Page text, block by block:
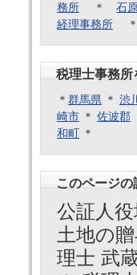
務所 ＊ 石
経理事務所
税理士事務所
＊ 群馬県 ＊ 渋
崎市 ＊ 佐波郡
和町 ＊
このページ
公証人
土地の
理士 武